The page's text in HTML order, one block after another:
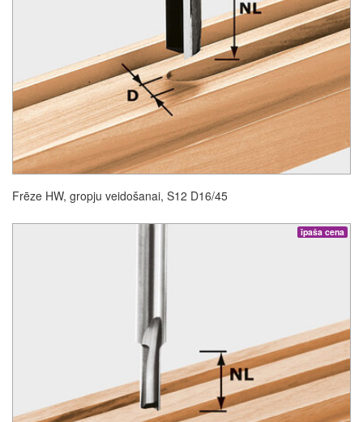
Frēze HW, gropju veidošanai, S12 D16/45
īpaša cena